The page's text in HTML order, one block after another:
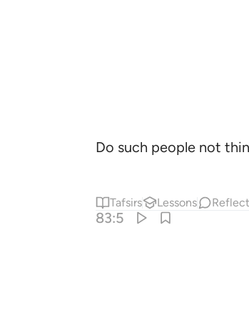
Do such people not
Tafsirs Lessons
83:5